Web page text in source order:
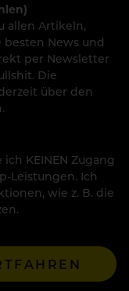
allen Artikeln,
besten News und
per Newsletter
Die
über den
KEINEN Zugang
Leistungen. Ich
wie z. B. die